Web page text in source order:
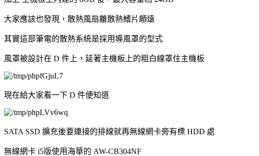
大家應該也發現，散熱風扇離散熱鰭片頗遠
其實這部筆電的散熱系統是採用導風罩的型式
風罩被設計在 D 件上，延著主機板上的粗白線罩住主機板
現在給大家看一下 D 件便知道
SATA SSD 擴充後要連接的排線就再無線網卡旁有標 HDD 處
無線網卡 i5版使用海華的 AW-CB304NF